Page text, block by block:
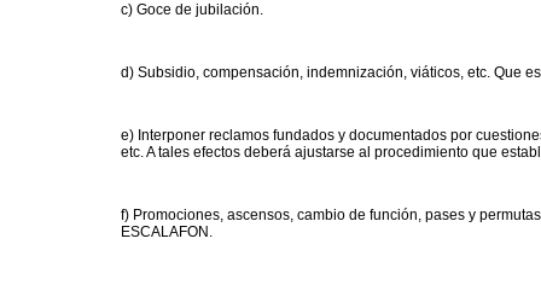
c) Goce de jubilación.
d) Subsidio, compensación, indemnización, viáticos, etc. Que
e) Interponer reclamos fundados y documentados por
etc. A tales efectos deberá ajustarse al procedimiento que
f) Promociones, ascensos, cambio de función, pases y
ESCALAFON.